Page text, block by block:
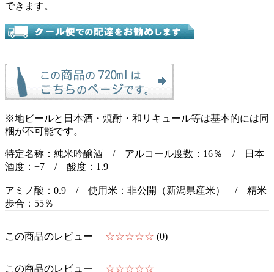
できます。
※地ビールと日本酒・焼酎・和リキュール等は基本的には同
梱が不可能です。
特定名称：純米吟醸酒 / アルコール度数：16％ / 日本
酒度：+7 / 酸度：1.9
アミノ酸：0.9 / 使用米：非公開（新潟県産米） / 精米
歩合：55％
この商品のレビュー ☆☆☆☆☆ (0)
この商品のレビュー ☆☆☆☆☆